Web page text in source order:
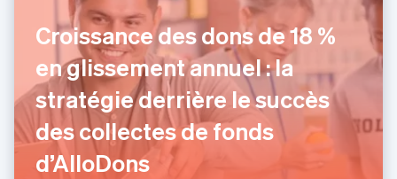
Croissance des dons de 18 %
en glissement annuel : la
stratégie derrière le succès
des collectes de fonds
d’AlloDons
France
FrançaisEnglish
Gibraltar
English
Grèce
English
Hongrie
English
Inde
English